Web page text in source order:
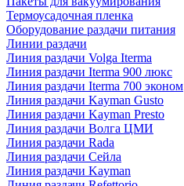
Термоусадочная пленка
Оборудование раздачи питания
Линии раздачи
Линия раздачи Volga Iterma
Линия раздачи Iterma 900 люкс
Линия раздачи Iterma 700 эконом
Линия раздачи Kayman Gusto
Линия раздачи Kayman Presto
Линия раздачи Волга ЦМИ
Линия раздачи Rada
Линия раздачи Сейла
Линия раздачи Kayman